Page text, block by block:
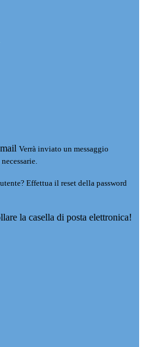
Verrà inviato un messaggio
Effettua il reset della password
la casella di posta elettronica!